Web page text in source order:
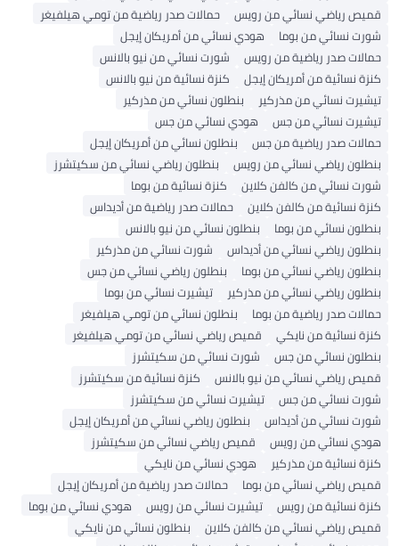
قميص رياضي نسائي من رويس
حمالات صدر رياضية من تومي هيلفيغر
شورت نسائي من بوما
هودي نسائي من أمريكان إيجل
حمالات صدر رياضية من رويس
شورت نسائي من نيو بالانس
كنزة نسائية من أمريكان إيجل
كنزة نسائية من نيو بالانس
تيشيرت نسائي من مذركير
بنطلون نسائي من مذركير
تيشيرت نسائي من جس
هودي نسائي من جس
حمالات صدر رياضية من جس
بنطلون نسائي من أمريكان إيجل
بنطلون رياضي نسائي من رويس
بنطلون رياضي نسائي من سكيتشرز
شورت نسائي من كالفن كلاين
كنزة نسائية من بوما
كنزة نسائية من كالفن كلاين
حمالات صدر رياضية من أديداس
بنطلون نسائي من بوما
بنطلون نسائي من نيو بالانس
بنطلون رياضي نسائي من أديداس
شورت نسائي من مذركير
بنطلون رياضي نسائي من بوما
بنطلون رياضي نسائي من جس
بنطلون رياضي نسائي من مذركير
تيشيرت نسائي من بوما
حمالات صدر رياضية من بوما
بنطلون نسائي من تومي هيلفيغر
كنزة نسائية من نايكي
قميص رياضي نسائي من تومي هيلفيغر
بنطلون نسائي من جس
شورت نسائي من سكيتشرز
قميص رياضي نسائي من نيو بالانس
كنزة نسائية من سكيتشرز
شورت نسائي من جس
تيشيرت نسائي من سكيتشرز
شورت نسائي من أديداس
بنطلون رياضي نسائي من أمريكان إيجل
هودي نسائي من رويس
قميص رياضي نسائي من سكيتشرز
كنزة نسائية من مذركير
هودي نسائي من نايكي
قميص رياضي نسائي من بوما
حمالات صدر رياضية من أمريكان إيجل
كنزة نسائية من رويس
تيشيرت نسائي من رويس
هودي نسائي من بوما
قميص رياضي نسائي من كالفن كلاين
بنطلون نسائي من نايكي